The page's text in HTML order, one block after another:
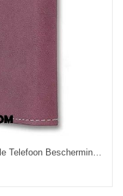
Sony Xperia E5 Hoesje Folio Hoes Mobiele Telefoon Bescherming Purper Goedkoop